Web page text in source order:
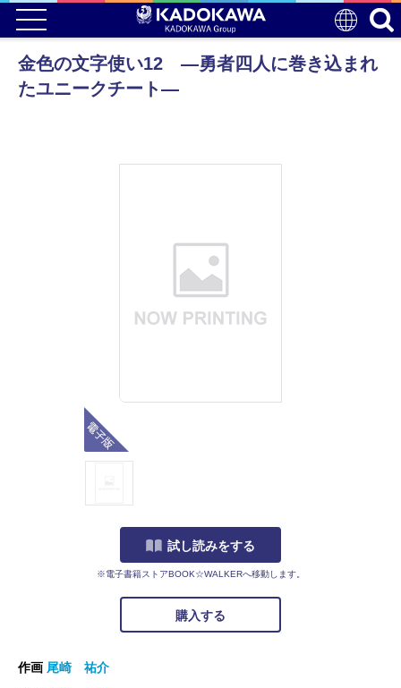
金色の文字使い12 ―勇者四人に巻き込まれ
たユニークチート―
試し読みをする
※電子書籍ストアBOOK☆WALKERへ移動します。
購入する
作画 尾崎 祐介